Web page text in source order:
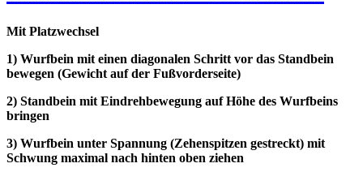
Mit Platzwechsel
1) Wurfbein mit einen diagonalen Schritt vor das Standbein
bewegen (Gewicht auf der Fußvorderseite)
2) Standbein mit Eindrehbewegung auf Höhe des Wurfbeins
bringen
3) Wurfbein unter Spannung (Zehenspitzen gestreckt) mit
Schwung maximal nach hinten oben ziehen